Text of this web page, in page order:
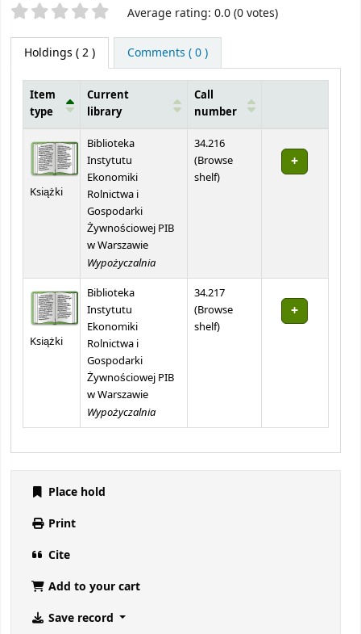
Star ratings Average rating: 0.0 (0 votes)
Holdings ( 2 ) Comments ( 0 )
Item
type
Current
library
Call
number
Książki
Biblioteka
Instytutu
Ekonomiki
Rolnictwa i
Gospodarki
Żywnościowej PIB
w Warszawie
Wypożyczalnia
34.216
(Browse
shelf(Opens below)
)
Książki
Biblioteka
Instytutu
Ekonomiki
Rolnictwa i
Gospodarki
Żywnościowej PIB
w Warszawie
Wypożyczalnia
34.217
(Browse
shelf(Opens below)
)
Place hold
Print
Cite
Add to your cart
Save record